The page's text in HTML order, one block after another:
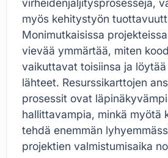
virheidenjäljitysprosesseja,
myös kehitystyön
Monimutkaisissa
vievää ymmärtää, miten
vaikuttavat toisiinsa ja
lähteet. Resurssikarttojen
prosessit ovat
hallittavampia, minkä myötä
tehdä enemmän
projektien valmistumisaika